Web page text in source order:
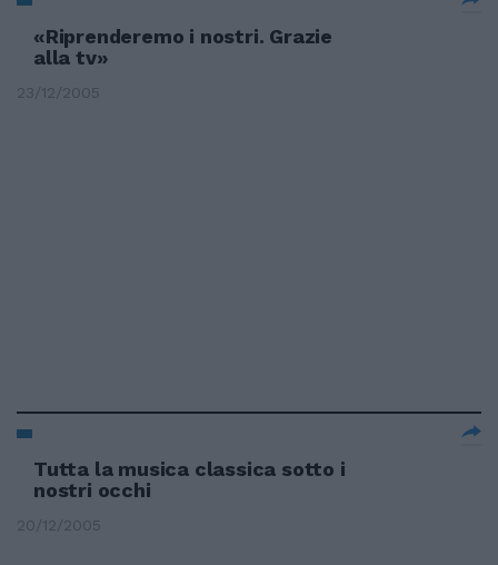
«Riprenderemo i nostri. Grazie
alla tv»
23/12/2005
Tutta la musica classica sotto i
nostri occhi
20/12/2005